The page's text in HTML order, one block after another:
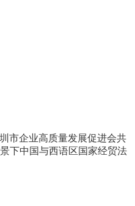
市企业高质量发展促进会共
下中国与西语区国家经贸法